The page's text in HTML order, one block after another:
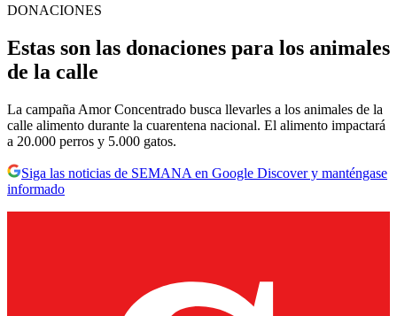
DONACIONES
Estas son las donaciones para los animales
de la calle
La campaña Amor Concentrado busca llevarles a los animales de la
calle alimento durante la cuarentena nacional. El alimento impactará
a 20.000 perros y 5.000 gatos.
Siga las noticias de SEMANA en Google Discover y manténgase
informado